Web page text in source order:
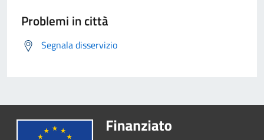
Problemi in città
Segnala disservizio